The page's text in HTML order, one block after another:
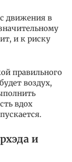
движения в
и к риску
правильного
воздух,
вдох
и